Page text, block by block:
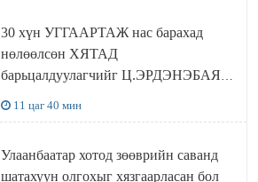
30 хүн УГГААРТАЖ нас барахад
нөлөөлсөн ХЯТАД
барьцалдуулагчийг Ц.ЭРДЭНЭБАЯР
11 цаг 40 мин
Улаанбаатар хотод зөөврийн саванд
шатахуун олгохыг хязгаарласан бол